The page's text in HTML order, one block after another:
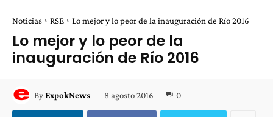
Noticias RSE Lo mejor y lo peor de la inauguración de Río 2016
Lo mejor y lo peor de la
inauguración de Río 2016
ByExpokNews 8 agosto 2016 0